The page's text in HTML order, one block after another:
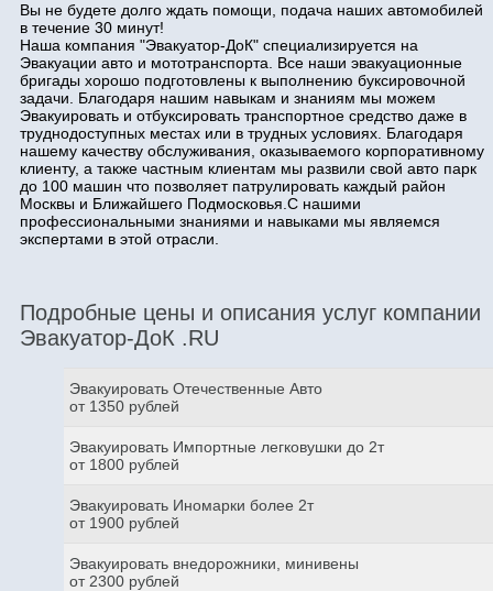
Вы не будете долго ждать помощи, подача наших автомобилей
в течение 30 минут!
Наша компания "Эвакуатор-ДоК" специализируется на
Эвакуации авто и мототранспорта. Все наши эвакуационные
бригады хорошо подготовлены к выполнению буксировочной
задачи. Благодаря нашим навыкам и знаниям мы можем
Эвакуировать и отбуксировать транспортное средство даже в
труднодоступных местах или в трудных условиях. Благодаря
нашему качеству обслуживания, оказываемого корпоративному
клиенту, а также частным клиентам мы развили свой авто парк
до 100 машин что позволяет патрулировать каждый район
Москвы и Ближайшего Подмосковья.С нашими
профессиональными знаниями и навыками мы являемся
экспертами в этой отрасли.
Подробные цены и описания услуг компании
Эвакуатор-ДоК .RU
Эвакуировать Отечественные Авто
от 1350 рублей
Эвакуировать Импортные легковушки до 2т
от 1800 рублей
Эвакуировать Иномарки более 2т
от 1900 рублей
Эвакуировать внедорожники, минивены
от 2300 рублей